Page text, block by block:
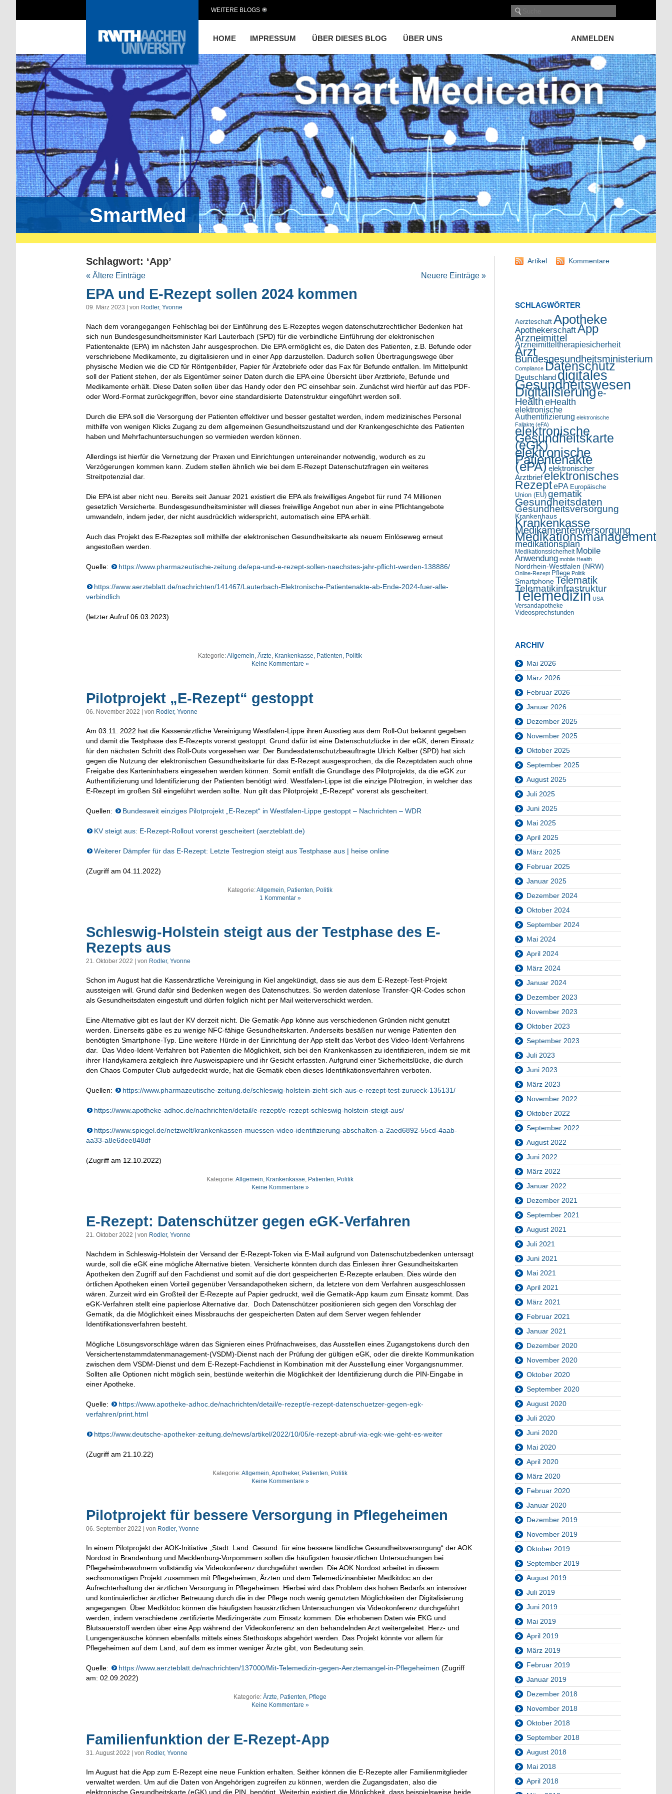
HOME IMPRESSUM ÜBER DIESES BLOG ÜBER UNS ANMELDEN
WEITERE BLOGS
SmartMed
Schlagwort: ‘App’
« Ältere Einträge Neuere Einträge »
EPA und E-Rezept sollen 2024 kommen
09. März 2023 | von Rodler, Yvonne
Nach dem vorangegangen Fehlschlag bei der Einführung des E-Rezeptes wegen datenschutzrechtlicher Bedenken hat
sich nun Bundesgesundheitsminister Karl Lauterbach (SPD) für die verbindliche Einführung der elektronischen
Patientenakte (EPA) im nächsten Jahr ausgesprochen. Die EPA ermöglicht es, die Daten des Patienten, z.B. Befunde oder
verschriebene Medikamente, zu digitalisieren und in einer App darzustellen. Dadurch sollen Übertragungswege über
physische Medien wie die CD für Röntgenbilder, Papier für Ärztebriefe oder das Fax für Befunde entfallen. Im Mittelpunkt
soll der Patient stehen, der als Eigentümer seiner Daten durch die EPA eine Übersicht über Arztbriefe, Befunde und
Medikamente erhält. Diese Daten sollen über das Handy oder den PC einsehbar sein. Zunächst wird hierfür auf das PDF-
oder Word-Format zurückgegriffen, bevor eine standardisierte Datenstruktur eingeführt werden soll.
Durch die EPA soll die Versorgung der Patienten effektiver und besser gestaltet werden, indem medizinisches Personal
mithilfe von wenigen Klicks Zugang zu dem allgemeinen Gesundheitszustand und der Krankengeschichte des Patienten
haben und Mehrfachuntersuchungen so vermieden werden können.
Allerdings ist hierfür die Vernetzung der Praxen und Einrichtungen untereinander notwendig, wodurch es zu
Verzögerungen kommen kann. Zudem stellen ähnlich wie bei dem E-Rezept Datenschutzfragen ein weiteres
Streitpotenzial dar.
Die EPA ist aber nicht neu. Bereits seit Januar 2021 existiert die EPA als freiwilliges Angebot für rund 74 Millionen
gesetzlich Versicherte. Bundesgesundheitsminister will dieses freiwillige Angebot nun aber in eine Pflichtangebote
umwandeln, indem jeder, der nicht ausdrücklich widerspricht, automatisch eine EPA erhält.
Auch das Projekt des E-Rezeptes soll mithilfe der elektronischen Gesundheitskarte als neuem Einlöseweg erneut
angestoßen werden.
Quelle: https://www.pharmazeutische-zeitung.de/epa-und-e-rezept-sollen-naechstes-jahr-pflicht-werden-138886/
https://www.aerzteblatt.de/nachrichten/141467/Lauterbach-Elektronische-Patientenakte-ab-Ende-2024-fuer-alle-
verbindlich
(letzter Aufruf 06.03.2023)
Kategorie:Allgemein, Ärzte, Krankenkasse, Patienten, Politik
Keine Kommentare »
Pilotprojekt „E-Rezept“ gestoppt
06. November 2022 | von Rodler, Yvonne
Am 03.11. 2022 hat die Kassenärztliche Vereinigung Westfalen-Lippe ihren Ausstieg aus dem Roll-Out bekannt gegeben
und damit die Testphase des E-Rezepts vorerst gestoppt. Grund dafür ist eine Datenschutzlücke in der eGK, deren Einsatz
für den nächsten Schritt des Roll-Outs vorgesehen war. Der Bundesdatenschutzbeauftragte Ulrich Kelber (SPD) hat sich
gegen die Nutzung der elektronischen Gesundheitskarte für das E-Rezept ausgesprochen, da die Rezeptdaten auch ohne
Freigabe des Karteninhabers eingesehen werden können. Somit entfällt die Grundlage des Pilotprojekts, da die eGK zur
Authentifizierung und Identifizierung der Patienten benötigt wird. Westfalen-Lippe ist die einzige Pilotregion, in welcher das
E-Rezept im großen Stil eingeführt werden sollte. Nun gilt das Pilotprojekt „E-Rezept“ vorerst als gescheitert.
Quellen: Bundesweit einziges Pilotprojekt „E-Rezept“ in Westfalen-Lippe gestoppt – Nachrichten – WDR
KV steigt aus: E-Rezept-Rollout vorerst gescheitert (aerzteblatt.de)
Weiterer Dämpfer für das E-Rezept: Letzte Testregion steigt aus Testphase aus | heise online
(Zugriff am 04.11.2022)
Kategorie:Allgemein Patienten Politik
1 Kommentar »
Schleswig-Holstein steigt aus der Testphase des E-
Rezepts aus
21. Oktober 2022 | von Rodler, Yvonne
Schon im August hat die Kassenärztliche Vereinigung in Kiel angekündigt, dass sie aus dem E-Rezept-Test-Projekt
aussteigen will. Grund dafür sind Bedenken wegen des Datenschutzes. So werden datenlose Transfer-QR-Codes schon
als Gesundheitsdaten eingestuft und dürfen folglich nicht per Mail weiterverschickt werden.
Eine Alternative gibt es laut der KV derzeit nicht. Die Gematik-App könne aus verschiedenen Gründen nicht genutzt
werden. Einerseits gäbe es zu wenige NFC-fähige Gesundheitskarten. Anderseits besäßen nur wenige Patienten den
benötigten Smartphone-Typ. Eine weitere Hürde in der Einrichtung der App stellt das Verbot des Video-Ident-Verfahrens
dar. Das Video-Ident-Verfahren bot Patienten die Möglichkeit, sich bei den Krankenkassen zu identifizieren, indem sie mit
ihrer Handykamera zeitgleich ihre Ausweispapiere und ihr Gesicht erfassten. Aufgrund einer Sicherheitslücke, die durch
den Chaos Computer Club aufgedeckt wurde, hat die Gematik eben dieses Identifikationsverfahren verboten.
Quellen: https://www.pharmazeutische-zeitung.de/schleswig-holstein-zieht-sich-aus-e-rezept-test-zurueck-135131/
https://www.apotheke-adhoc.de/nachrichten/detail/e-rezept/e-rezept-schleswig-holstein-steigt-aus/
https://www.spiegel.de/netzwelt/krankenkassen-muessen-video-identifizierung-abschalten-a-2aed6892-55cd-4aab-
aa33-a8e6dee848df
(Zugriff am 12.10.2022)
Kategorie:Allgemein Krankenkasse Patienten Politik
Keine Kommentare »
E-Rezept: Datenschützer gegen eGK-Verfahren
21. Oktober 2022 | von Rodler, Yvonne
Nachdem in Schleswig-Holstein der Versand der E-Rezept-Token via E-Mail aufgrund von Datenschutzbedenken untersagt
wurde, soll die eGK eine mögliche Alternative bieten. Versicherte könnten durch das Einlesen ihrer Gesundheitskarten
Apotheken den Zugriff auf den Fachdienst und somit auf die dort gespeicherten E-Rezepte erlauben. Dies würde den
örtlichen Apotheken einen Vorteil gegenüber Versandapotheken sichern, da letztere von dem Verfahren ausgeschlossen
wären. Zurzeit wird ein Großteil der E-Rezepte auf Papier gedruckt, weil die Gematik-App kaum zum Einsatz kommt. Das
eGK-Verfahren stellt eine papierlose Alternative dar. Doch Datenschützer positionieren sich gegen den Vorschlag der
Gematik, da die Möglichkeit eines Missbrauchs der gespeicherten Daten auf dem Server wegen fehlender
Identifikationsverfahren besteht.
Mögliche Lösungsvorschläge wären das Signieren eines Prüfnachweises, das Ausstellen eines Zugangstokens durch den
Versichertenstammdatenmanagement-(VSDM)-Dienst nach der Prüfung der gültigen eGK, oder die direkte Kommunikation
zwischen dem VSDM-Dienst und dem E-Rezept-Fachdienst in Kombination mit der Ausstellung einer Vorgangsnummer.
Sollten alle Optionen nicht möglich sein, bestünde weiterhin die Möglichkeit der Identifizierung durch die PIN-Eingabe in
einer Apotheke.
Quelle:
https://www.apotheke-adhoc.de/nachrichten/detail/e-rezept/e-rezept-datenschuetzer-gegen-egk-
verfahren/print.html
https://www.deutsche-apotheker-zeitung.de/news/artikel/2022/10/05/e-rezept-abruf-via-egk-wie-geht-es-weiter
(Zugriff am 21.10.22)
Kategorie:Allgemein,Apotheker, Patienten, Politik
Keine Kommentare »
Pilotprojekt für bessere Versorgung in Pflegeheimen
06. September 2022 | von Rodler, Yvonne
In einem Pilotprojekt der AOK-Initiative „Stadt. Land. Gesund. für eine bessere ländliche Gesundheitsversorgung“ der AOK
Nordost in Brandenburg und Mecklenburg-Vorpommern sollen die häufigsten hausärztlichen Untersuchungen bei
Pflegeheimbewohnern vollständig via Videokonferenz durchgeführt werden. Die AOK Nordost arbeitet in diesem
sechsmonatigen Projekt zusammen mit Pflegeheimen, Ärzten und dem Telemedizinanbieter Medkitdoc an der
Aufrechterhaltung der ärztlichen Versorgung in Pflegeheimen. Hierbei wird das Problem des hohen Bedarfs an intensiver
und kontinuierlicher ärztlicher Betreuung durch die in der Pflege noch wenig genutzten Möglichkeiten der Digitalisierung
angegangen. Über Medkitdoc können die häufigsten hausärztlichen Untersuchungen via Videokonferenz durchgeführt
werden, indem verschiedene zertifizierte Medizingeräte zum Einsatz kommen. Die erhobenen Daten wie EKG und
Blutsauerstoff werden über eine App während der Videokonferenz an den behandelnden Arzt weitergeleitet. Herz- und
Lungengeräusche können ebenfalls mittels eines Stethoskops abgehört werden. Das Projekt könnte vor allem für
Pflegeheimen auf dem Land, auf dem es immer weniger Ärzte gibt, von Bedeutung sein.
Quelle: https://www.aerzteblatt.de/nachrichten/137000/Mit-Telemedizin-gegen-Aerztemangel-in-Pflegeheimen (Zugriff
am: 02.09.2022)
Kategorie: Ärzte, Patienten, Pflege
Keine Kommentare »
Familienfunktion der E-Rezept-App
31. August 2022 | von Rodler, Yvonne
Im August hat die App zum E-Rezept eine neue Funktion erhalten. Seither können die E-Rezepte aller Familienmitglieder
verwaltet werden. Um auf die Daten von Angehörigen zugreifen zu können, werden die Zugangsdaten, also die
elektronische Gesundheitskarte (eGK) und die PIN, benötigt. Weiterhin existiert die Möglichkeit, dass beispielsweise beide
Artikel Kommentare
SCHLAGWÖRTER
Aerzteschaft Apotheke
ApothekerschaftApp
Arzneimittel
Arzneimitteltherapiesicherheit
Arzt
Bundesgesundheitsministerium
Compliance Datenschutz
Deutschlanddigitales
Gesundheitswesen
Digitalisierunge-
Health eHealth
elektronische
Authentifizierung elektronische
Fallakte (eFA)
elektronische
Gesundheitskarte
(eGK)
elektronische
Patientenakte
(ePA) elektronischer
Arztbriefelektronisches
RezeptePA Europäische
Union (EU) gematik
Gesundheitsdaten
Gesundheitsversorgung
Krankenhaus
Krankenkasse
Medikamentenversorgung
Medikationsmanagement
medikationsplan
Medikationssicherheit Mobile
Anwendung mobile Health
Nordrhein-Westfalen (NRW)
Online-Rezept Pflege Politik
Smartphone Telematik
Telematikinfrastruktur
Telemedizin USA
Versandapotheke
Videosprechstunden
ARCHIV
Mai 2026
März 2026
Februar 2026
Januar 2026
Dezember 2025
November 2025
Oktober 2025
September 2025
August 2025
Juli 2025
Juni 2025
Mai 2025
April 2025
März 2025
Februar 2025
Januar 2025
Dezember 2024
Oktober 2024
September 2024
Mai 2024
April 2024
März 2024
Januar 2024
Dezember 2023
November 2023
Oktober 2023
September 2023
Juli 2023
Juni 2023
März 2023
November 2022
Oktober 2022
September 2022
August 2022
Juni 2022
März 2022
Januar 2022
Dezember 2021
September 2021
August 2021
Juli 2021
Juni 2021
Mai 2021
April 2021
März 2021
Februar 2021
Januar 2021
Dezember 2020
November 2020
Oktober 2020
September 2020
August 2020
Juli 2020
Juni 2020
Mai 2020
April 2020
März 2020
Februar 2020
Januar 2020
Dezember 2019
November 2019
Oktober 2019
September 2019
August 2019
Juli 2019
Juni 2019
Mai 2019
April 2019
März 2019
Februar 2019
Januar 2019
Dezember 2018
November 2018
Oktober 2018
September 2018
August 2018
Mai 2018
April 2018